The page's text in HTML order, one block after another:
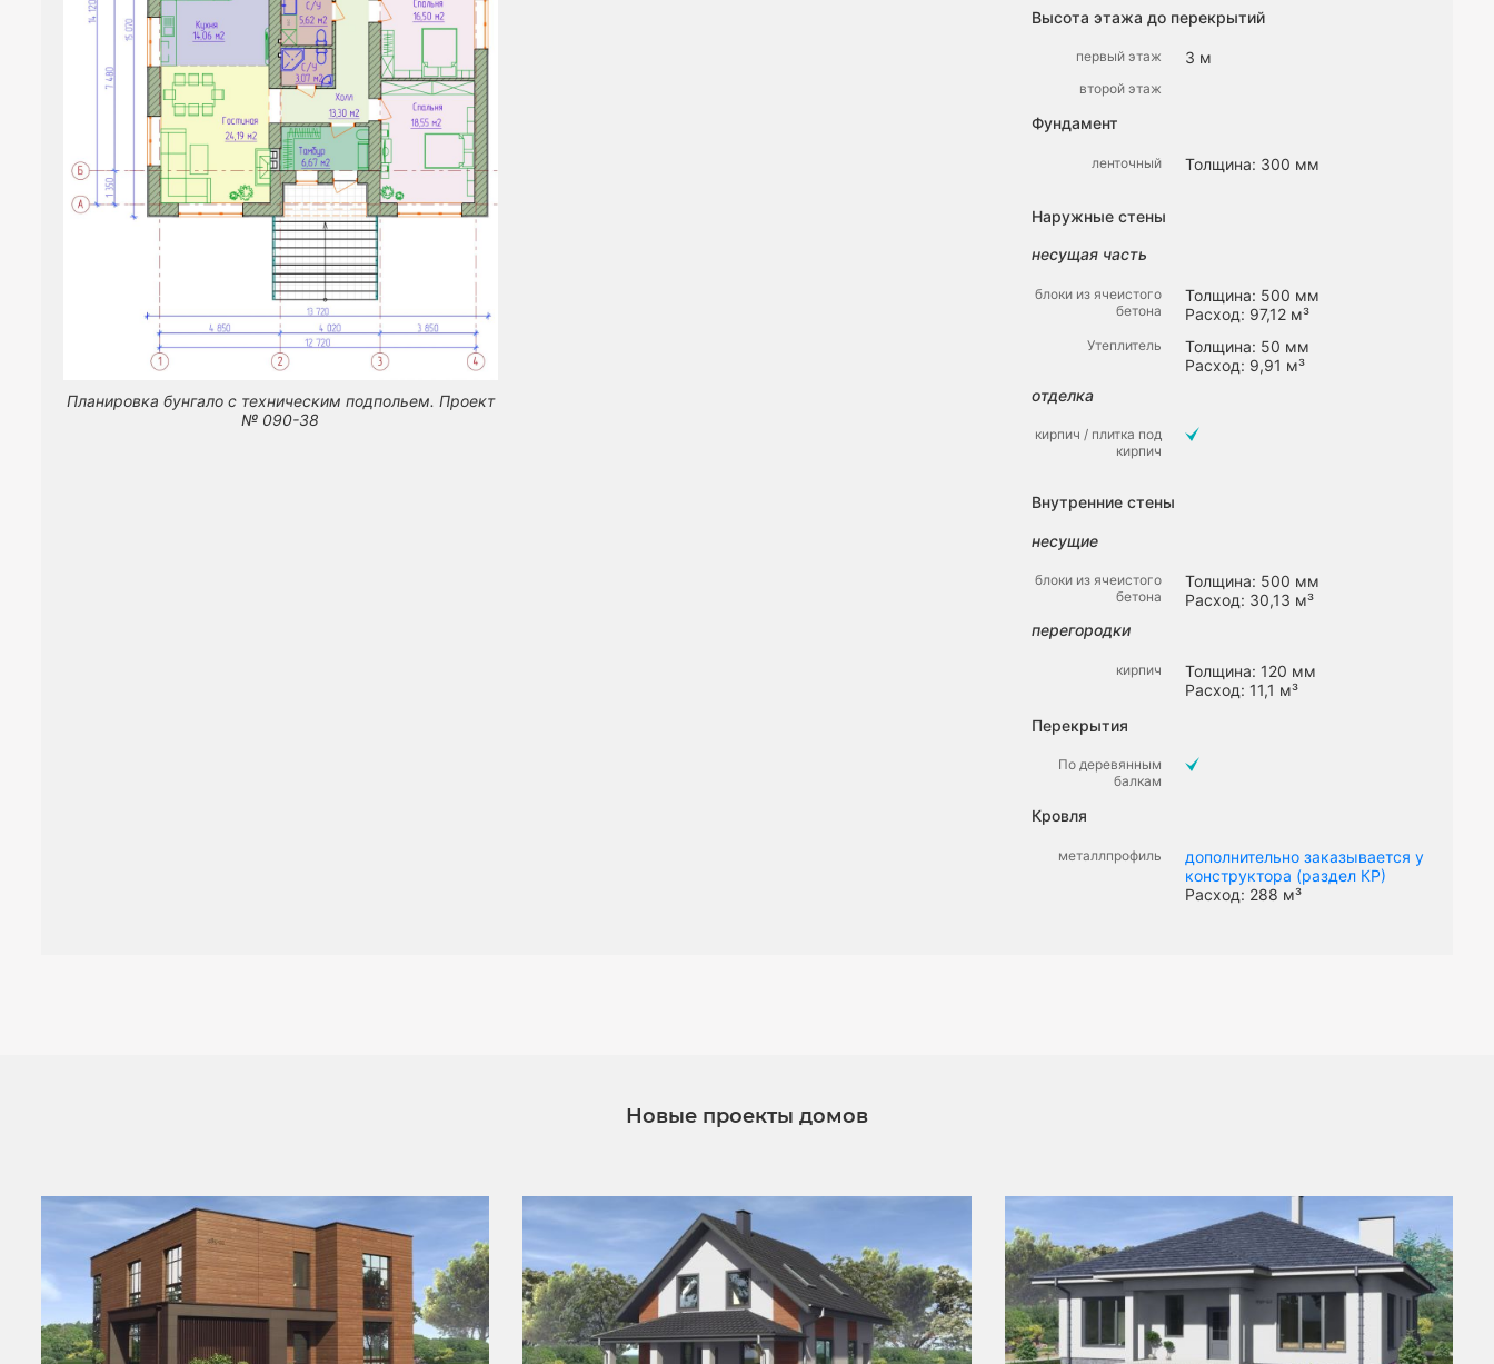
Планировка бунгало с техническим подпольем. Проект
№ 090-38
Высота этажа до перекрытий
первый этаж 3 м
второй этаж
Фундамент
ленточный Толщина: 300 мм
Наружные стены
несущая часть
блоки из ячеистого
бетона
Толщина: 500 мм
Расход: 97,12 м³
Утеплитель
Толщина: 50 мм
Расход: 9,91 м³
отделка
кирпич / плитка под
кирпич
Внутренние стены
несущие
блоки из ячеистого
бетона
Толщина: 500 мм
Расход: 30,13 м³
перегородки
кирпич
Толщина: 120 мм
Расход: 11,1 м³
Перекрытия
По деревянным
балкам
Кровля
металлпрофиль
дополнительно заказывается у
конструктора (раздел КР)
Расход: 288 м³
Новые проекты домов